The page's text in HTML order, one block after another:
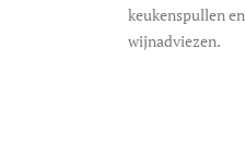
keukenspullen
wijnadviezen.